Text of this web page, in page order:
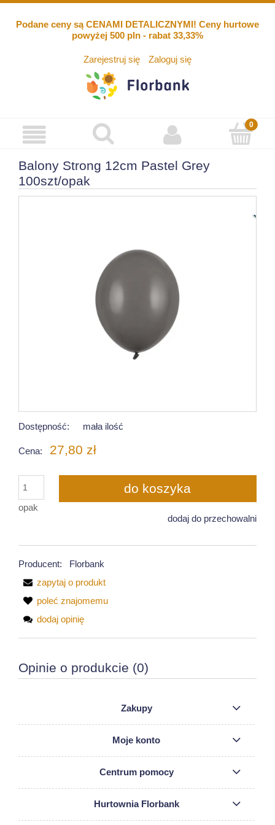
Podane ceny są CENAMI DETALICZNYMI! Ceny hurtowe
powyżej 500 pln - rabat 33,33%
Zarejestruj się Zaloguj się
Balony Strong 12cm Pastel Grey
100szt/opak
Dostępność: mała ilość
Cena: 27,80 zł
opak
do koszyka
dodaj do przechowalni
Producent:
Florbank
zapytaj o produkt
poleć znajomemu
dodaj opinię
Opinie o produkcie (0)
Zakupy
Moje konto
Centrum pomocy
Hurtownia Florbank